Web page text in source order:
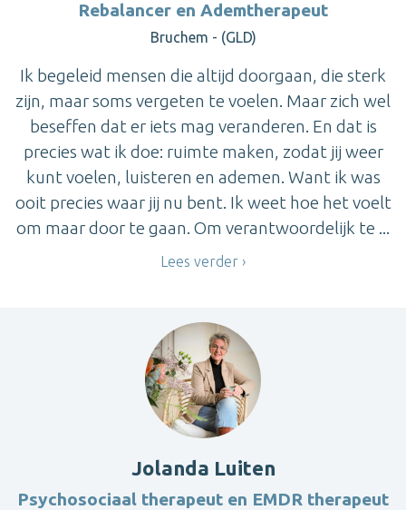
Rebalancer en Ademtherapeut
Bruchem - (GLD)
Ik begeleid mensen die altijd doorgaan, die sterk
zijn, maar soms vergeten te voelen. Maar zich wel
beseffen dat er iets mag veranderen. En dat is
precies wat ik doe: ruimte maken, zodat jij weer
kunt voelen, luisteren en ademen. Want ik was
ooit precies waar jij nu bent. Ik weet hoe het voelt
om maar door te gaan. Om verantwoordelijk te ...
Lees verder
Jolanda Luiten
Psychosociaal therapeut en EMDR therapeut